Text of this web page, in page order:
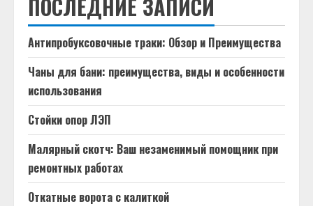
ПОСЛЕДНИЕ ЗАПИСИ
Антипробуксовочные траки: Обзор и Преимущества
Чаны для бани: преимущества, виды и особенности
использования
Стойки опор ЛЭП
Малярный скотч: Ваш незаменимый помощник при
ремонтных работах
Откатные ворота с калиткой